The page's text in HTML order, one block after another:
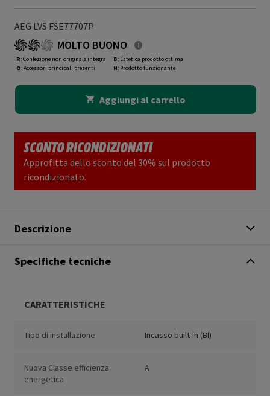
AEG LVS FSE77707P
MOLTO BUONO
R: Confezione non originale integra
O: Accessori principali presenti
B: Estetica prodotto ottima
N: Prodotto funzionante
Aggiungi al carrello
SCONTO RICONDIZIONATI
Approfitta dello sconto del 30% sul prodotto
ricondizionato.
Descrizione
Specifiche tecniche
CARATTERISTICHE
Tipo di installazione Incasso built-in (BI)
Nuova Classe efficienza
energetica
A